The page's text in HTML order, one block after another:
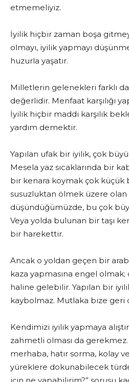
etmemeliyiz.
İyilik hiçbir zaman boşa
olmayı, iyilik yapmayı
huzurla yaşatır.
Milletlerin gelenekleri farklı
değerlidir. Menfaat karşılığı
İyilik hiçbir maddi karşılık
yardım demektir.
Yapılan ufak bir iyilik, çok
Mesela yaz sıcaklarında bir
bir kenara koymak çok küçük
susuzluktan ölmek üzere olan
düşündüğümüzde, bu çok
Veya yolda bulunan bir taşı
bir harekettir.
Ancak o yoldan geçen bir
kaza yapmasına engel
haline gelebilir. Yapılan bir
kaybolmaz. Mutlaka bize geri
Kendimizi iyilik yapmaya
zahmetli olması da
merhaba, hatır sorma, kolay
yüreklere dokunabilecek